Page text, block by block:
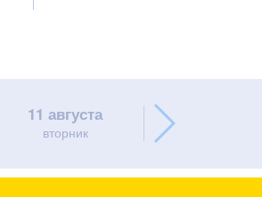
11 августа
вторник